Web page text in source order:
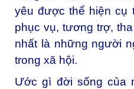
yêu được thể hiện cụ
phục vụ, tương trợ,
nhất là những người
trong xã hội.
Ước gì đời sống của